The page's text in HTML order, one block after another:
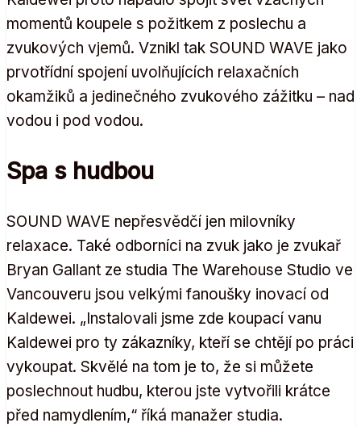
momentů koupele s požitkem z poslechu a
zvukových vjemů. Vznikl tak SOUND WAVE jako
prvotřídní spojení uvolňujících relaxačních
okamžiků a jedinečného zvukového zážitku – nad
vodou i pod vodou.
Spa s hudbou
SOUND WAVE nepřesvědčí jen milovníky
relaxace. Také odborníci na zvuk jako je zvukař
Bryan Gallant ze studia The Warehouse Studio ve
Vancouveru jsou velkými fanoušky inovací od
Kaldewei. „Instalovali jsme zde koupací vanu
Kaldewei pro ty zákazníky, kteří se chtějí po práci
vykoupat. Skvělé na tom je to, že si můžete
poslechnout hudbu, kterou jste vytvořili krátce
před namydlením,“ říká manažer studia.